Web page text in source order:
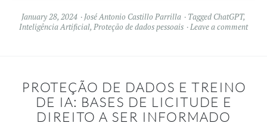
January 28, 2024 José Antonio Castillo Parrilla Tagged ChatGPT,
Inteligência Artificial, Proteção de dados pessoais Leave a comment
PROTEÇÃO DE DADOS E TREINO
DE IA: BASES DE LICITUDE E
DIREITO A SER INFORMADO